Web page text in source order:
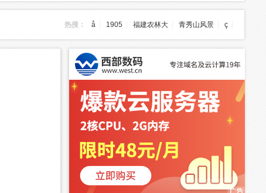
热搜： å 1905 福建农林大 青秀山风景 ç